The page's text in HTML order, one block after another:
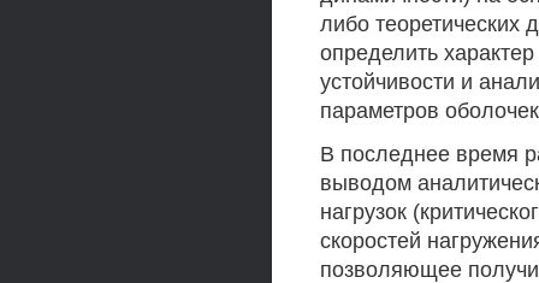
либо
определить
устойчивости и
параметров
В последнее время
выводом
нагрузок
скоростей
позволяющее